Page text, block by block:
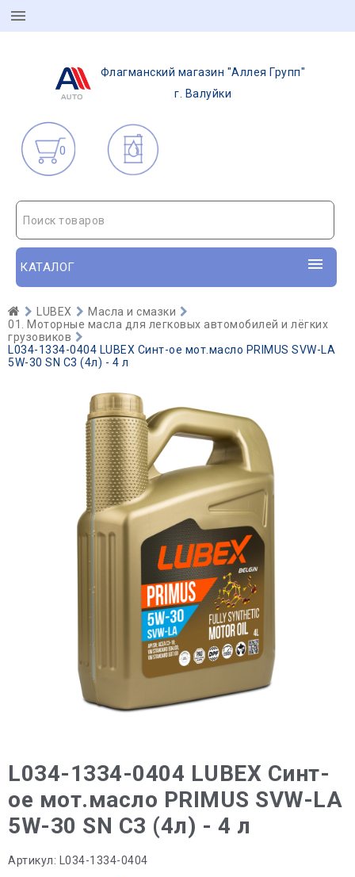
Флагманский магазин "Аллея Групп"
г. Валуйки
0
Поиск товаров
КАТАЛОГ
LUBEX
Масла и смазки
01. Моторные масла для легковых автомобилей и лёгких
грузовиков
L034-1334-0404 LUBEX Синт-ое мот.масло PRIMUS SVW-LA
5W-30 SN C3 (4л) - 4 л
L034-1334-0404 LUBEX Синт-
ое мот.масло PRIMUS SVW-LA
5W-30 SN C3 (4л) - 4 л
Артикул: L034-1334-0404